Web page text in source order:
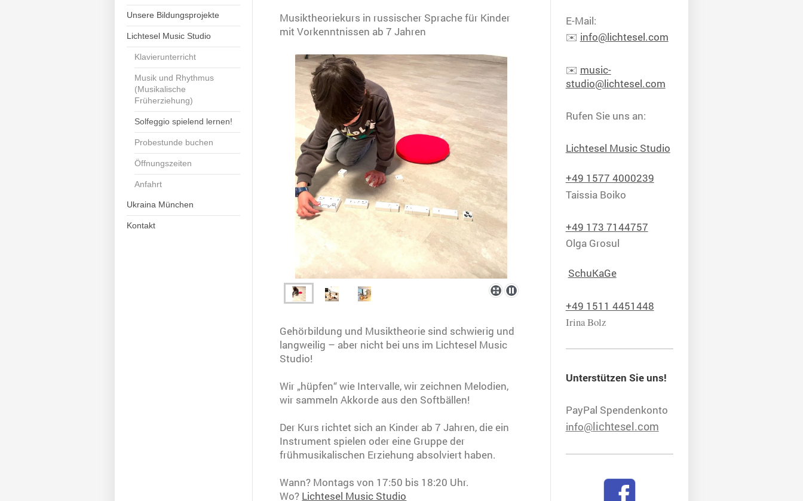
Unsere Bildungsprojekte
Lichtesel Music Studio
Klavierunterricht
Musik und Rhythmus
(Musikalische
Früherziehung)
Solfeggio spielend lernen!
Probestunde buchen
Öffnungszeiten
Anfahrt
Ukraina München
Kontakt
Musiktheoriekurs in russischer Sprache für Kinder
mit Vorkenntnissen ab 7 Jahren
Gehörbildung und Musiktheorie sind schwierig und
langweilig – aber nicht bei uns im Lichtesel Music
Studio!
Wir „hüpfen“ wie Intervalle, wir zeichnen Melodien,
wir sammeln Akkorde aus den Softbällen!
Der Kurs richtet sich an Kinder ab 7 Jahren, die ein
Instrument spielen oder eine Gruppe der
frühmusikalischen Erziehung absolviert haben.
Wann? Montags von 17:50 bis 18:20 Uhr.
Wo? Lichtesel Music Studio
E-Mail:
✉️ info@lichtesel.com
✉️ music-
studio@lichtesel.com
Rufen Sie uns an:
Lichtesel Music Studio
+49 1577 4000239
Taissia Boiko
+49 173 7144757
Olga Grosul
SchuKaGe
+49 1511 4451448
Irina Bolz
Unterstützen Sie uns!
PayPal Spendenkonto
info@lichtesel.com